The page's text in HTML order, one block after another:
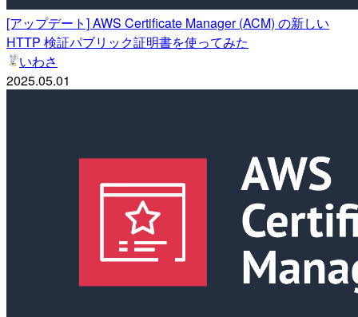
[アップデート] AWS Certificate Manager (ACM) の新しい
HTTP 検証パブリック証明書を使ってみた
いわさ
2025.05.01